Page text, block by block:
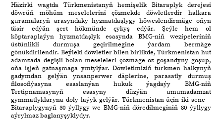
Häzirki wagtda Türkmenistanyň hemişelik Bitaraplyk derejesi
döwrüň möhüm meselelerini çözmekde döwletlerdir halkara
guramalaryň arasyndaky hyzmatdaşlygy höweslendirmäge oňyn
täsir edýän şert hökmünde çykyş edýär. Şeýle hem ol
köptaraplaýyn hyzmatdaşlyk esasynda BMG-niň wezipeleriniň
üstünlikli durmuşa geçirilmegine ýardam bermäge
gönükdirilendir. Beýleki döwletler bilen birlikde, Türkmenistan hut
adamzada degişli bolan meseleleri çözmäge öz goşandyny goşup,
oňa işjeň gatnaşmaga ymtylýar. Döwletimiziň türkmen halkynyň
gadymdan gelýän ynsanperwer däplerine, parasatly durmuş
filosofiýasyna esaslanýan hukuk ýagdaýy BMG-niň
Tertipnamasynyň esasyny düzýän umumadamzat
gymmatlyklaryna doly laýyk gelýär. Türkmenistan üçin iki sene –
Bitaraplygynyň 30 ýyllygy we BMG-niň döredilmeginiň 80 ýyllygy
aýrylmaz baglanyşyklydyr.